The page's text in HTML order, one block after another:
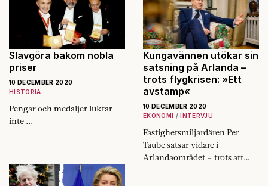
Slavgöra bakom nobla
priser
10 DECEMBER 2020
HISTORIA
Pengar och medaljer luktar
inte ...
Kungavännen utökar sin
satsning på Arlanda –
trots flygkrisen: »Ett
avstamp«
10 DECEMBER 2020
EKONOMI
INTERVJU
Fastighetsmiljardären Per
Taube satsar vidare i
Arlandaområdet – trots att